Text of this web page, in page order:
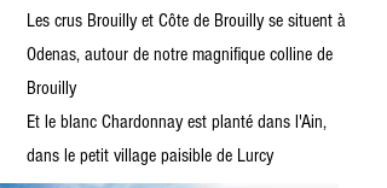
Les crus Brouilly et Côte de Brouilly se situent à
Odenas, autour de notre magnifique colline de
Brouilly
Et le blanc Chardonnay est planté dans l'Ain,
dans le petit village paisible de Lurcy